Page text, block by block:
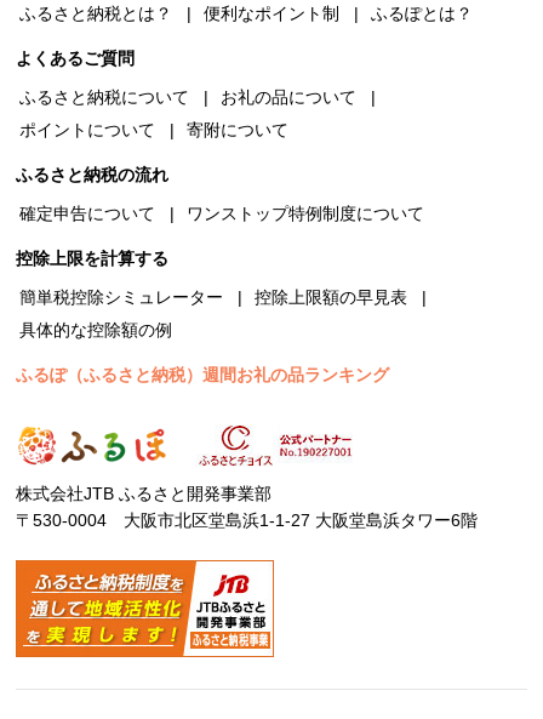
ふるさと納税とは？
便利なポイント制 ふるぽとは？
よくあるご質問
ふるさと納税について
お礼の品について
ポイントについて
寄附について
ふるさと納税の流れ
確定申告について
ワンストップ特例制度について
控除上限を計算する
簡単税控除シミュレーター
控除上限額の早見表
具体的な控除額の例
ふるぽ（ふるさと納税）週間お礼の品ランキング
株式会社JTB ふるさと開発事業部
〒530-0004 大阪市北区堂島浜1-1-27 大阪堂島浜タワー6階